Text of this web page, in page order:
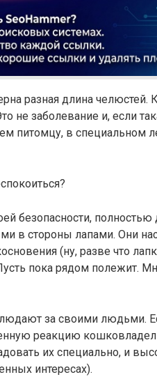
разная длина челюстей.
не заболевание и, если
питомцу, в специальном
безопасности, полностью
в стороны лапами. Они
(ну, разве что
пока рядом полежит.
за своими людьми.
реакцию
их специально, и
интересах).